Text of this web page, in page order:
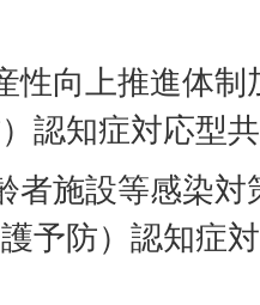
向上推進体制
）認知症対応型
施設等感染対
予防）認知症